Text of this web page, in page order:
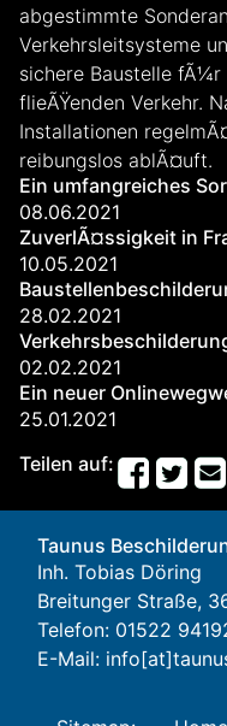
abgestimmte
Verkehrsleitsysteme
sichere Baustelle fÃ¼r
flieÃŸenden Verkehr.
Installationen
reibungslos ablÃ¤uft.
Ein umfangreiches
08.06.2021
ZuverlÃ¤ssigkeit in
10.05.2021
28.02.2021
02.02.2021
Ein neuer
25.01.2021
Teilen auf:
Taunus
Inh. Tobias Döring
Breitunger Straße,
Telefon: 01522
E-Mail: